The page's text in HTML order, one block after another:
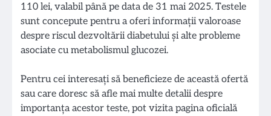
110 lei, valabil până pe data de 31 mai 2025. Testele
sunt concepute pentru a oferi informații valoroase
despre riscul dezvoltării diabetului și alte probleme
asociate cu metabolismul glucozei.
Pentru cei interesați să beneficieze de această ofertă
sau care doresc să afle mai multe detalii despre
importanța acestor teste, pot vizita pagina oficială